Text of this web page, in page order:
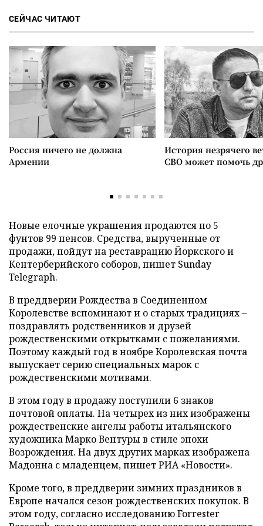
СЕЙЧАС ЧИТАЮТ
Россия ничего не должна
Армении
История незрячего
СВО может помочь
Новые елочные украшения продаются по 5
фунтов 99 пенсов. Средства, вырученные от
продажи, пойдут на реставрацию Йоркского и
Кентерберийского соборов, пишет Sunday
Telegraph.
В преддверии Рождества в Соединенном
Королевстве вспоминают и о старых традициях –
поздравлять родственников и друзей
рождественскими открытками с пожеланиями.
Поэтому каждый год в ноябре Королевская почта
выпускает серию специальных марок с
рождественскими мотивами.
В этом году в продажу поступили 6 знаков
почтовой оплаты. На четырех из них изображены
рождественские ангелы работы итальянского
художника Марко Вентуры в стиле эпохи
Возрождения. На двух других марках изображена
Мадонна с младенцем, пишет РИА «Новости».
Кроме того, в преддверии зимних праздников в
Европе начался сезон рождественских покупок. В
этом году, согласно исследованию Forrester